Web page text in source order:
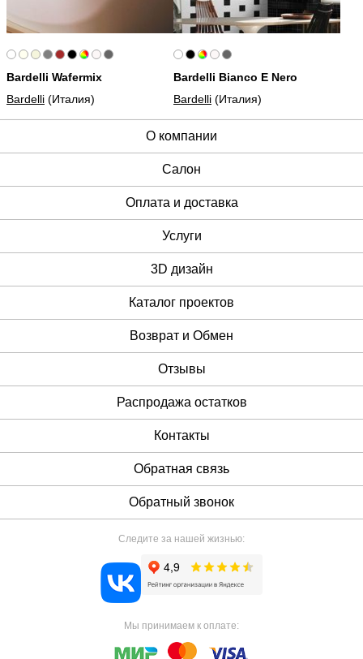
Bardelli Wafermix
Bardelli (Италия)
Bardelli Bianco E Nero
Bardelli (Италия)
О компании
Cалон
Оплата и доставка
Услуги
3D дизайн
Каталог проектов
Возврат и Обмен
Отзывы
Распродажа остатков
Контакты
Обратная связь
Обратный звонок
Следите за нашей жизнью:
Мы принимаем к оплате: